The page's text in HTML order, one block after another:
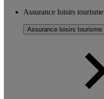
Assurance loisirs tourisme
Assurance loisirs tourisme